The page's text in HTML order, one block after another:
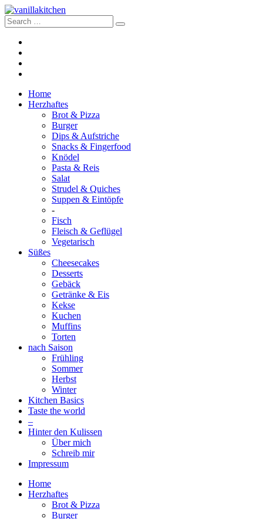
Home
Herzhaftes
Brot & Pizza
Burger
Dips & Aufstriche
Snacks & Fingerfood
Knödel
Pasta & Reis
Salat
Strudel & Quiches
Suppen & Eintöpfe
-
Fisch
Fleisch & Geflügel
Vegetarisch
Süßes
Cheesecakes
Desserts
Gebäck
Getränke & Eis
Kekse
Kuchen
Muffins
Torten
nach Saison
Frühling
Sommer
Herbst
Winter
Kitchen Basics
Taste the world
–
Hinter den Kulissen
Über mich
Schreib mir
Impressum
Home
Herzhaftes
Brot & Pizza
Burger